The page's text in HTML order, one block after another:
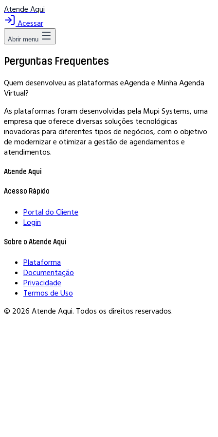
Atende Aqui
Acessar
Abrir menu
Perguntas Frequentes
Quem desenvolveu as plataformas eAgenda e Minha Agenda
Virtual?
As plataformas foram desenvolvidas pela Mupi Systems, uma
empresa que oferece diversas soluções tecnológicas
inovadoras para diferentes tipos de negócios, com o objetivo
de modernizar e otimizar a gestão de agendamentos e
atendimentos.
Atende Aqui
Acesso Rápido
Portal do Cliente
Login
Sobre o Atende Aqui
Plataforma
Documentação
Privacidade
Termos de Uso
© 2026 Atende Aqui. Todos os direitos reservados.